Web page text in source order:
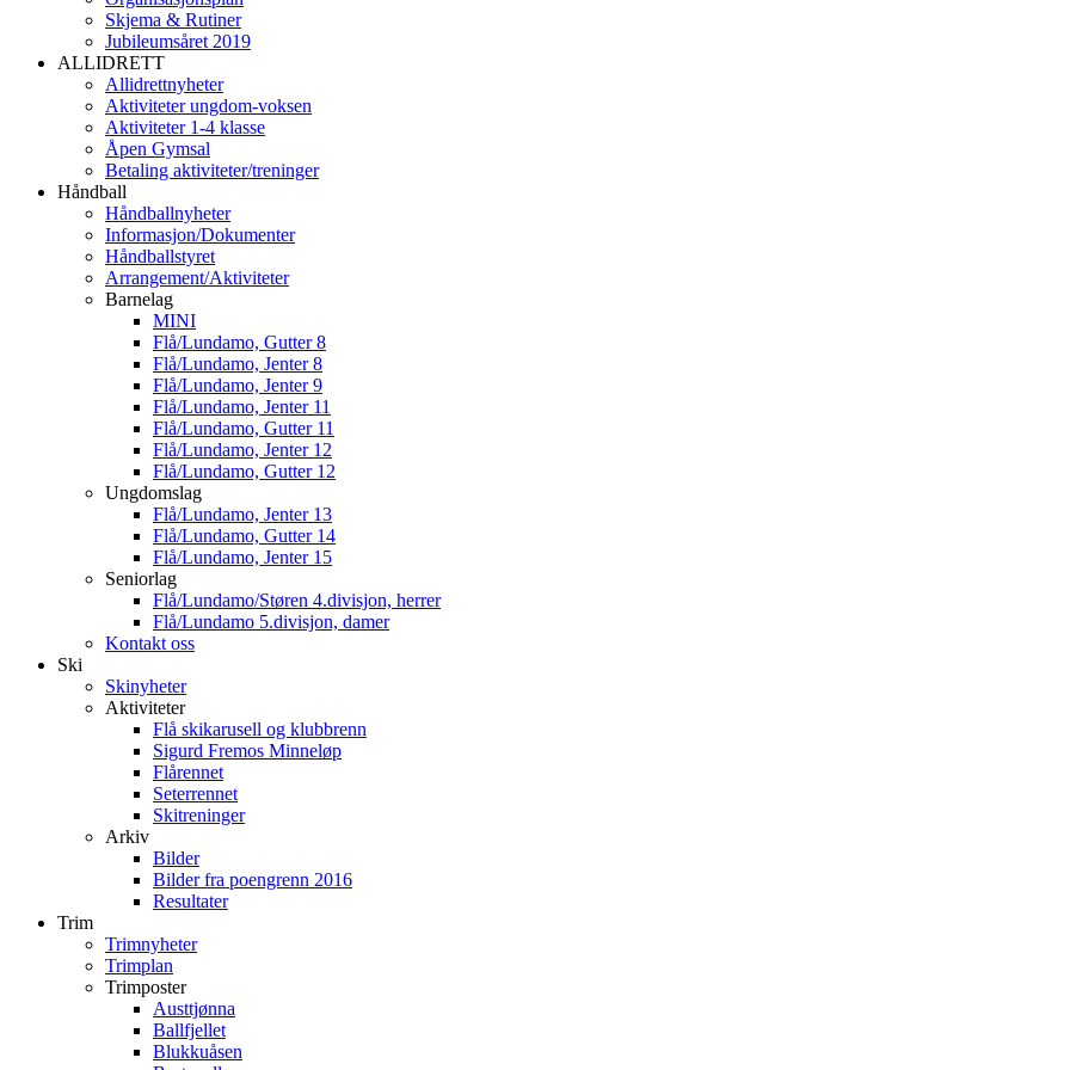
Skjema & Rutiner
Jubileumsåret 2019
ALLIDRETT
Allidrettnyheter
Aktiviteter ungdom-voksen
Aktiviteter 1-4 klasse
Åpen Gymsal
Betaling aktiviteter/treninger
Håndball
Håndballnyheter
Informasjon/Dokumenter
Håndballstyret
Arrangement/Aktiviteter
Barnelag
MINI
Flå/Lundamo, Gutter 8
Flå/Lundamo, Jenter 8
Flå/Lundamo, Jenter 9
Flå/Lundamo, Jenter 11
Flå/Lundamo, Gutter 11
Flå/Lundamo, Jenter 12
Flå/Lundamo, Gutter 12
Ungdomslag
Flå/Lundamo, Jenter 13
Flå/Lundamo, Gutter 14
Flå/Lundamo, Jenter 15
Seniorlag
Flå/Lundamo/Støren 4.divisjon, herrer
Flå/Lundamo 5.divisjon, damer
Kontakt oss
Ski
Skinyheter
Aktiviteter
Flå skikarusell og klubbrenn
Sigurd Fremos Minneløp
Flårennet
Seterrennet
Skitreninger
Arkiv
Bilder
Bilder fra poengrenn 2016
Resultater
Trim
Trimnyheter
Trimplan
Trimposter
Austtjønna
Ballfjellet
Blukkuåsen